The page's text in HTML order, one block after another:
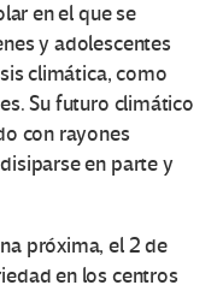
en el que se
y adolescentes
climática, como
Su futuro climático
con rayones
en parte y
próxima, el 2 de
en los centros